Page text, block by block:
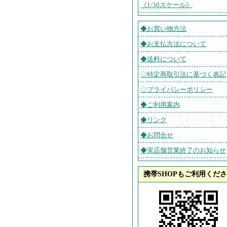
《1/30スケール》
◆お買い物方法
◆お支払方法について
◆送料について
◇特定商取引法に基づく表記
◇プライバシーポリシー
◆ご利用案内
◆リンク
◆お問合せ
◆実店舗営業終了のお知らせ
携帯SHOPもご利用くだ